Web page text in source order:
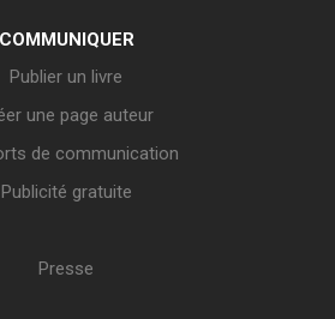
COMMUNIQUER
Publier un livre
une page auteur
de communication
Publicité gratuite
Presse